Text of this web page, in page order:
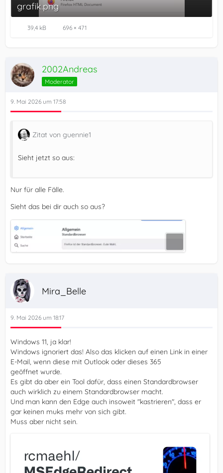
grafik.png
39,4 kB 696 × 471
2002Andreas
Moderator
9. Mai 2026 um 17:58
Zitat von guennie1
Sieht jetzt so aus:
Nur für alle Fälle.
Sieht das bei dir auch so aus?
Mira_Belle
9. Mai 2026 um 18:17
Windows 11, ja klar!
Windows ignoriert das! Also das klicken auf einen Link in einer
E-Mail, wenn diese mit Outlook oder dieses 365
geöffnet wurde.
Es gibt da aber ein Tool dafür, dass einen Standardbrowser
auch wirklich zu einem Standardbrowser macht.
Und man kann den Edge auch insoweit "kastrieren", dass er
gar keinen muks mehr von sich gibt.
Muss aber nicht sein.